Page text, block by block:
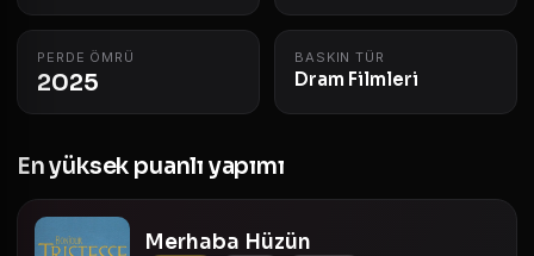
PERDE ÖMRÜ
2025
BASKIN TÜR
Dram Filmleri
En yüksek puanlı yapımı
Merhaba Hüzün